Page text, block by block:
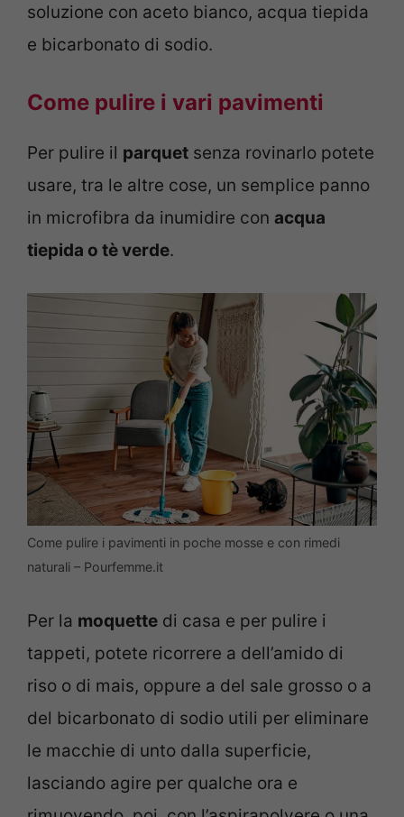
soluzione con aceto bianco, acqua tiepida
e bicarbonato di sodio.
Come pulire i vari pavimenti
Per pulire il parquet senza rovinarlo potete
usare, tra le altre cose, un semplice panno
in microfibra da inumidire con acqua
tiepida o tè verde.
Come pulire i pavimenti in poche mosse e con rimedi
naturali – Pourfemme.it
Per la moquette di casa e per pulire i
tappeti, potete ricorrere a dell’amido di
riso o di mais, oppure a del sale grosso o a
del bicarbonato di sodio utili per eliminare
le macchie di unto dalla superficie,
lasciando agire per qualche ora e